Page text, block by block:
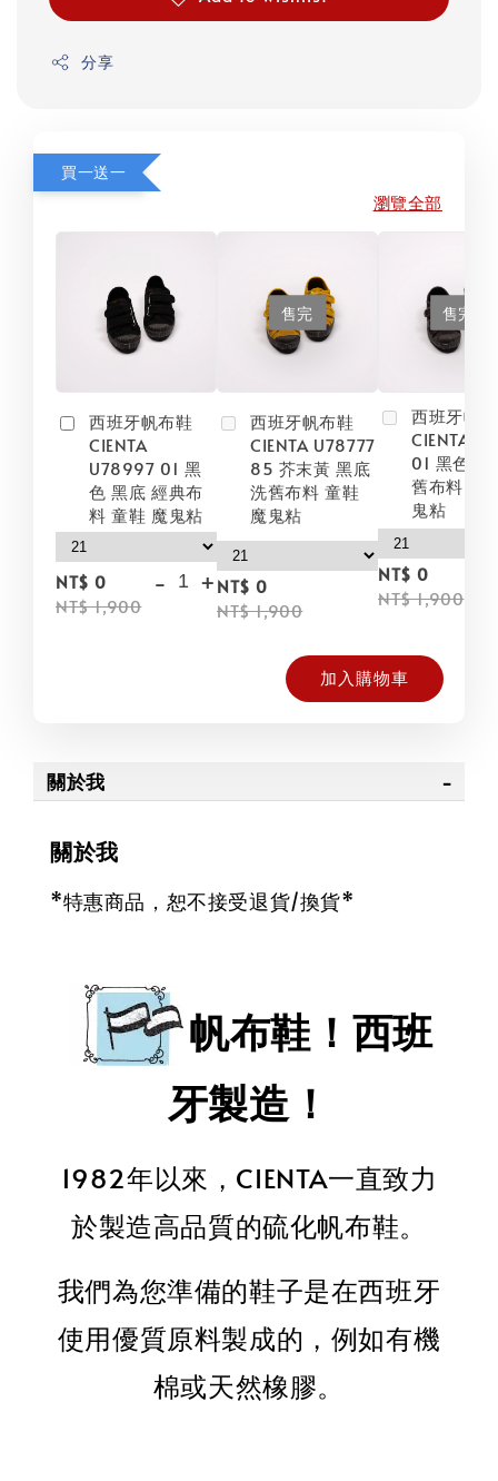
分享
買一送一
瀏覽全部
西班牙帆布鞋
CIENTA
U78997 01 黑
色 黑底 經典布
料 童鞋 魔鬼粘
NT$ 0
NT$ 1,900
- +
售完
西班牙帆布鞋
CIENTA U78777
85 芥末黃 黑底
洗舊布料 童鞋
魔鬼粘
NT$ 0
NT$ 1,900
售完
西班牙帆
CIENTA
01 黑色 黑
舊布料 童
鬼粘
NT$ 0
NT$ 1,900
加入購物車
關於我
關於我
*特惠商品，恕不接受退貨/換貨*
帆布鞋！西班
牙製造！
1982年以來，CIENTA一直致力
於製造高品質的硫化帆布鞋。
我們為您準備的鞋子是在西班牙
使用優質原料製成的，例如有機
棉或天然橡膠。